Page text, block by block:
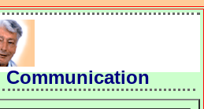
Communication